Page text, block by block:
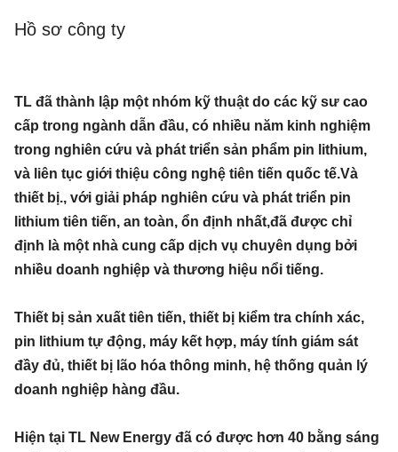
Hồ sơ công ty
TL đã thành lập một nhóm kỹ thuật do các kỹ sư cao
cấp trong ngành dẫn đầu, có nhiều năm kinh nghiệm
trong nghiên cứu và phát triển sản phẩm pin lithium,
và liên tục giới thiệu công nghệ tiên tiến quốc tế.Và
thiết bị., với giải pháp nghiên cứu và phát triển pin
lithium tiên tiến, an toàn, ổn định nhất,đã được chỉ
định là một nhà cung cấp dịch vụ chuyên dụng bởi
nhiều doanh nghiệp và thương hiệu nổi tiếng.
Thiết bị sản xuất tiên tiến, thiết bị kiểm tra chính xác,
pin lithium tự động, máy kết hợp, máy tính giám sát
đầy đủ, thiết bị lão hóa thông minh, hệ thống quản lý
doanh nghiệp hàng đầu.
Hiện tại TL New Energy đã có được hơn 40 bằng sáng